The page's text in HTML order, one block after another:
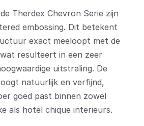
Therdex Chevron Serie zijn
embossing. Dit betekent
exact meeloopt met de
resulteert in een zeer
uitstraling. De
natuurlijk en verfijnd,
goed past binnen zowel
als hotel chique interieurs.